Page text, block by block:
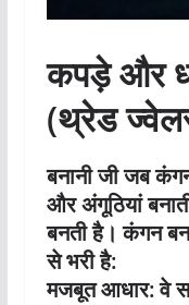
कपड़े और
(थ्रेड
बनानी जी जब
और अंगूठियां
बनती है। कंगन
से भरी है:
मजबूत आधार: वे